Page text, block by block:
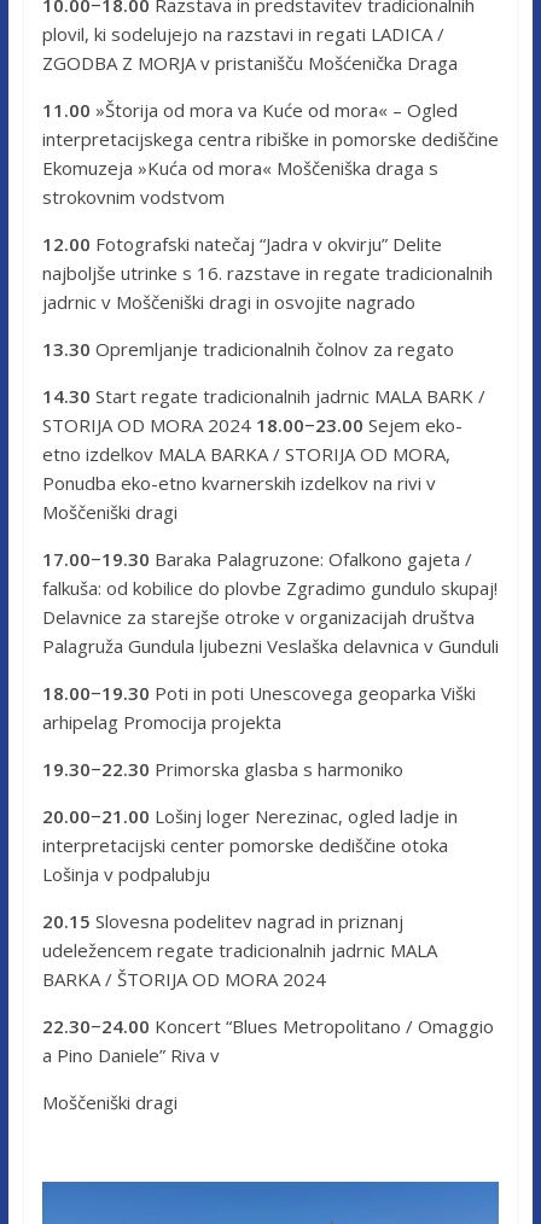
plovil, ki sodelujejo na razstavi in ​​regati LADICA /
ZGODBA Z MORJA v pristanišču Mošćenička Draga
11.00 »Štorija od mora va Kuće od mora« – Ogled
interpretacijskega centra ribiške in pomorske dediščine
Ekomuzeja »Kuća od mora« Moščeniška draga s
strokovnim vodstvom
12.00 Fotografski natečaj “Jadra v okvirju” Delite
najboljše utrinke s 16. razstave in regate tradicionalnih
jadrnic v Moščeniški dragi in osvojite nagrado
13.30 Opremljanje tradicionalnih čolnov za regato
14.30 Start regate tradicionalnih jadrnic MALA BARK /
STORIJA OD MORA 2024 18.00−23.00 Sejem eko-​
etno izdelkov MALA BARKA / STORIJA OD MORA,
Ponudba eko-etno kvarnerskih izdelkov na rivi v
Moščeniški dragi
17.00−19.30 Baraka Palagruzone: Ofalkono gajeta /
falkuša: od kobilice do plovbe Zgradimo gundulo skupaj!
Delavnice za starejše otroke v organizacijah društva
Palagruža Gundula ljubezni Veslaška delavnica v Gunduli
18.00−19.30 Poti in poti Unescovega geoparka Viški
arhipelag Promocija projekta
19.30−22.30 Primorska glasba s harmoniko
20.00−21.00 Lošinj loger Nerezinac, ogled ladje in
interpretacijski center pomorske dediščine otoka
Lošinja v podpalubju
20.15 Slovesna podelitev nagrad in priznanj
udeležencem regate tradicionalnih jadrnic MALA
BARKA / ŠTORIJA OD MORA 2024
22.30−24.00 Koncert “Blues Metropolitano / Omaggio
a Pino Daniele” Riva v
Moščeniški dragi